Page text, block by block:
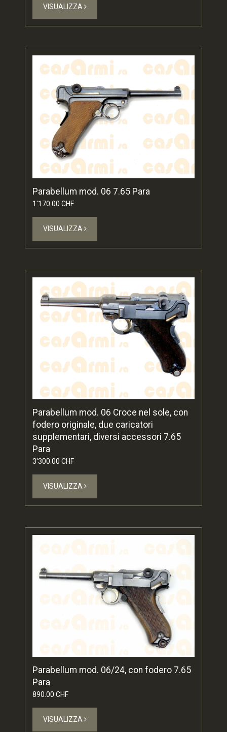
VISUALIZZA
Parabellum mod. 06 7.65 Para
1'170.00 CHF
VISUALIZZA
Parabellum mod. 06 Croce nel sole, con
fodero originale, due caricatori
supplementari, diversi accessori 7.65
Para
3'300.00 CHF
VISUALIZZA
Parabellum mod. 06/24, con fodero 7.65
Para
890.00 CHF
VISUALIZZA